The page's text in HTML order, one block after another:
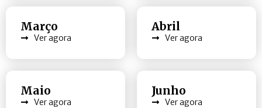
Março
Ver agora
Abril
Ver agora
Maio
Ver agora
Junho
Ver agora